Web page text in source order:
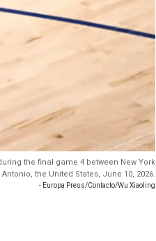
the final game 4 between New York
the United States, June 10, 2026.
- Europa Press/Contacto/Wu Xiaoling